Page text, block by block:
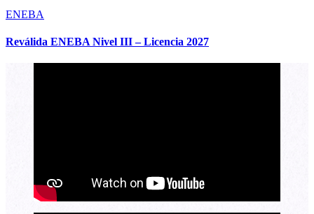
ENEBA
Reválida ENEBA Nivel III – Licencia 2027